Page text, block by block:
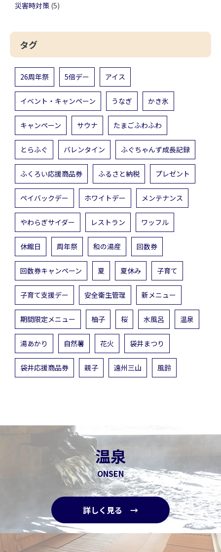
災害時対策 (5)
タグ
26周年祭 5倍デー アイス
イベント・キャンペーン うなぎ かき氷
キャンペーン サウナ たまごふわふわ
とらふぐ バレンタイン ふぐちゃんず成長記録
ふくろい応援商品券 ふるさと納税 プレゼント
ペイバックデー ホワイトデー メンテナンス
やわらぎサイダー レストラン ワッフル
休館日 周年祭 和の湯産 回数券
回数券キャンペーン 夏 夏休み 子育て
子育て支援デー 安全衛生管理 新メニュー
期間限定メニュー 柚子 桜 水風呂 温泉
湯あかり 自然薯 花火 袋井まつり
袋井応援商品券 親子 遠州三山 風鈴
温泉
ONSEN
詳しく見る →